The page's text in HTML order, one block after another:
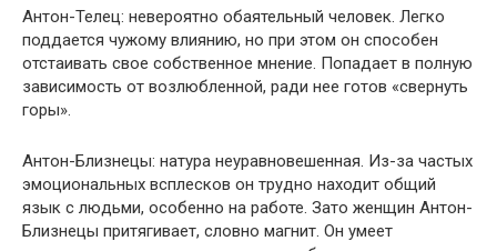
Антон-Телец: невероятно обаятельный человек. Легко
поддается чужому влиянию, но при этом он способен
отстаивать свое собственное мнение. Попадает в полную
зависимость от возлюбленной, ради нее готов «свернуть
горы».
Антон-Близнецы: натура неуравновешенная. Из-за частых
эмоциональных всплесков он трудно находит общий
язык с людьми, особенно на работе. Зато женщин Антон-
Близнецы притягивает, словно магнит. Он умеет